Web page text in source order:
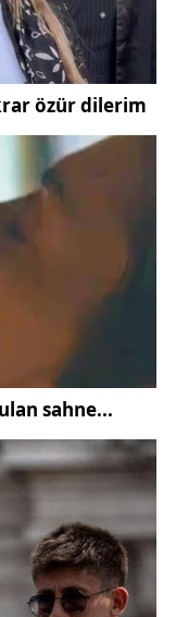
tohumu takas
fiziksel
telekonferans
Sivaslılara
ve endemik
bırakmadınız.
olmayı
buna izin
Sivas tarım
Birlik ve
Kurulu üyesi
nedeniyle
verdiğini ve bu
ifade
beslenmenin
temiz çıkıyor.
dedi.